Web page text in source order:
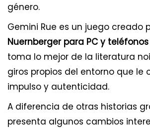
género.
Gemini Rue es un juego creado
Nuernberger para PC y
toma lo mejor de la literatura
giros propios del entorno que le
impulso y autenticidad.
A diferencia de otras historias
presenta algunos cambios